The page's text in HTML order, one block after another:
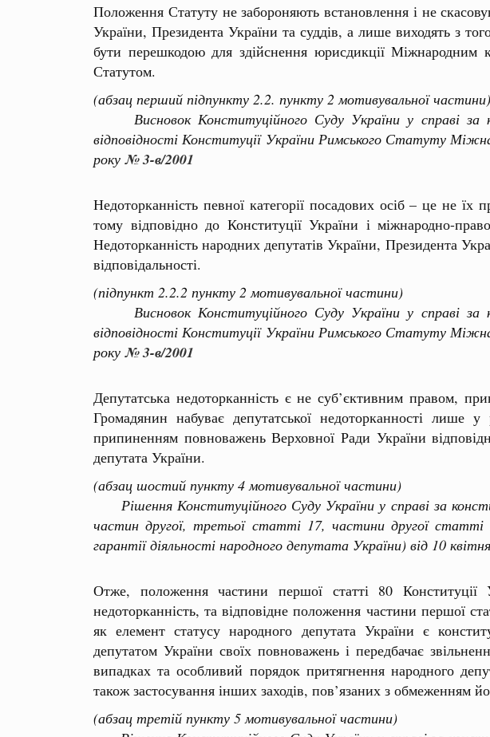
Положення Статуту не забороняють встановлення і не
України, Президента України та суддів, а лише виходять з
бути перешкодою для здійснення юрисдикції Міжнародним
Статутом.
(абзац перший підпункту 2.2. пункту 2 мотивувальної частини)
Висновок Конституційного Суду України у справі за
відповідності Конституції України Римського Статуту
року № 3-в/2001
Недоторканність певної категорії посадових осіб – це не
тому відповідно до Конституції України і міжнародно-
Недоторканність народних депутатів України, Президента
відповідальності.
(підпункт 2.2.2 пункту 2 мотивувальної частини)
Висновок Конституційного Суду України у справі за
відповідності Конституції України Римського Статуту
року № 3-в/2001
Депутатська недоторканність є не суб’єктивним правом,
Громадянин набуває депутатської недоторканності лише
припиненням повноважень Верховної Ради України
депутата України.
(абзац шостий пункту 4 мотивувальної частини)
Рішення Конституційного Суду України у справі за
частин другої, третьої статті 17, частини другої
гарантії діяльності народного депутата України) від 10
Отже, положення частини першої статті 80 Конституції
недоторканність, та відповідне положення частини першої
як елемент статусу народного депутата України є
депутатом України своїх повноважень і передбачає
випадках та особливий порядок притягнення народного
також застосування інших заходів, пов’язаних з обмеженням
(абзац третій пункту 5 мотивувальної частини)